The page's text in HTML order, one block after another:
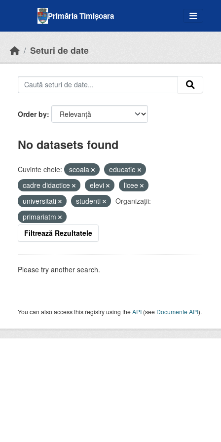
Primăria Timișoara
Seturi de date
Order by
No datasets found
Cuvinte cheie: scoala
educatie
cadre didactice
elevi
licee
universitati
studenti
Organizații:
primariatm
Filtrează Rezultatele
Please try another search.
You can also access this registry using theAPI (see Documente API).